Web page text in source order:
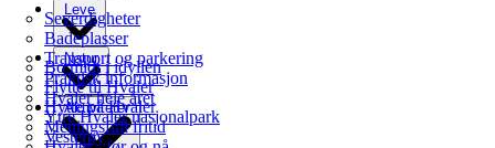
Severdigheter
Badeplasser
Transport og parkering
Praktisk informasjon
Hvaler hele året
Leve
Bo midt i idyllen
Flytte til Hvaler
Hytte på Hvaler
Meningsfull fritid
Natur
Ytre Hvaler nasjonalpark
Vesterøy
Aktiviteter